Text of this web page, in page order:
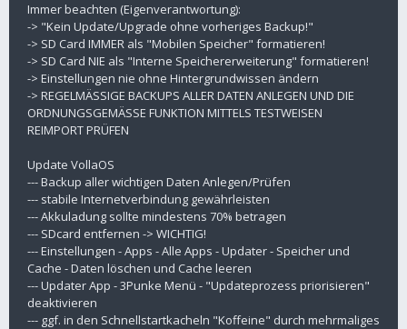
Immer beachten (Eigenverantwortung):
-> "Kein Update/Upgrade ohne vorheriges Backup!"
-> SD Card IMMER als "Mobilen Speicher" formatieren!
-> SD Card NIE als "Interne Speichererweiterung" formatieren!
-> Einstellungen nie ohne Hintergrundwissen ändern
-> REGELMÄSSIGE BACKUPS ALLER DATEN ANLEGEN UND DIE
ORDNUNGSGEMÄSSE FUNKTION MITTELS TESTWEISEN
REIMPORT PRÜFEN
Update VollaOS
--- Backup aller wichtigen Daten Anlegen/Prüfen
--- stabile Internetverbindung gewährleisten
--- Akkuladung sollte mindestens 70% betragen
--- SDcard entfernen -> WICHTIG!
--- Einstellungen - Apps - Alle Apps - Updater - Speicher und
Cache - Daten löschen und Cache leeren
--- Updater App - 3Punke Menü - "Updateprozess priorisieren"
deaktivieren
--- ggf. in den Schnellstartkacheln "Koffeine" durch mehrmaliges